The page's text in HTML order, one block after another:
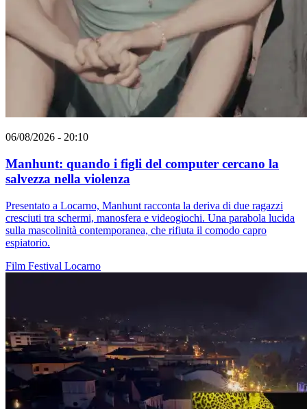
06/08/2026 - 20:10
Manhunt: quando i figli del computer cercano la
salvezza nella violenza
Presentato a Locarno, Manhunt racconta la deriva di due ragazzi
cresciuti tra schermi, manosfera e videogiochi. Una parabola lucida
sulla mascolinità contemporanea, che rifiuta il comodo capro
espiatorio.
Film Festival Locarno